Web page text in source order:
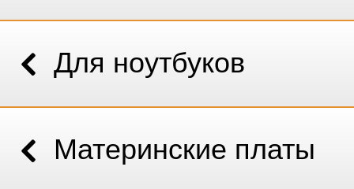
Для ноутбуков
Материнские платы